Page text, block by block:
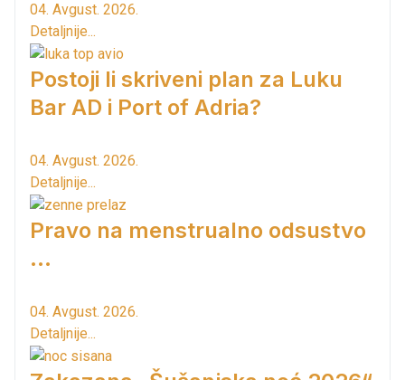
04. Avgust. 2026.
Detaljnije...
Postoji li skriveni plan za Luku
Bar AD i Port of Adria?
04. Avgust. 2026.
Detaljnije...
Pravo na menstrualno odsustvo
...
04. Avgust. 2026.
Detaljnije...